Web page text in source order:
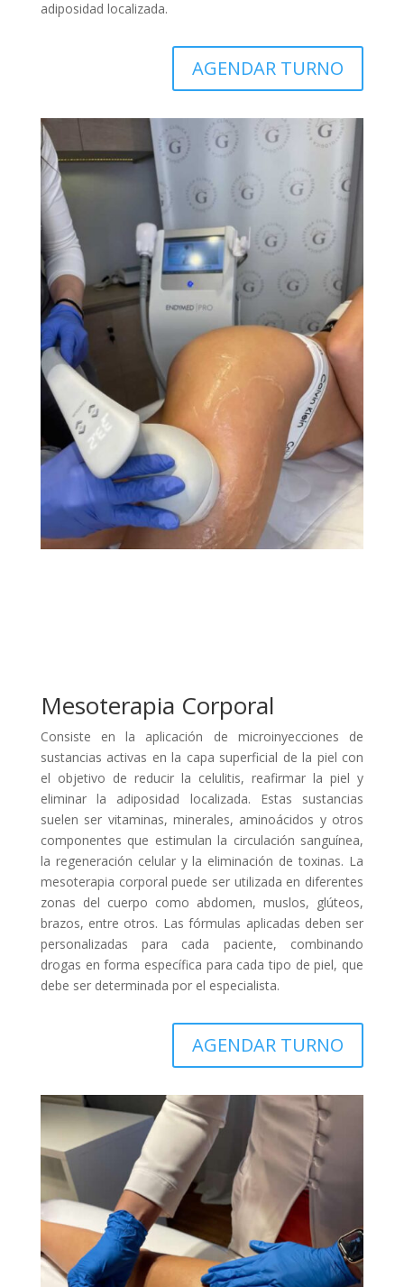
adiposidad localizada.
AGENDAR TURNO
Mesoterapia Corporal
Consiste en la aplicación de microinyecciones de
sustancias activas en la capa superficial de la piel con
el objetivo de reducir la celulitis, reafirmar la piel y
eliminar la adiposidad localizada. Estas sustancias
suelen ser vitaminas, minerales, aminoácidos y otros
componentes que estimulan la circulación sanguínea,
la regeneración celular y la eliminación de toxinas. La
mesoterapia corporal puede ser utilizada en diferentes
zonas del cuerpo como abdomen, muslos, glúteos,
brazos, entre otros. Las fórmulas aplicadas deben ser
personalizadas para cada paciente, combinando
drogas en forma específica para cada tipo de piel, que
debe ser determinada por el especialista.
AGENDAR TURNO